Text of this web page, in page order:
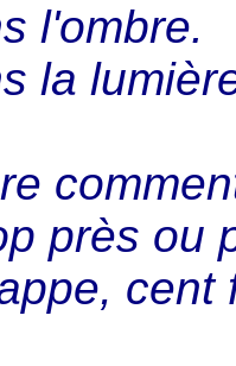
l'ombre.
la
près ou